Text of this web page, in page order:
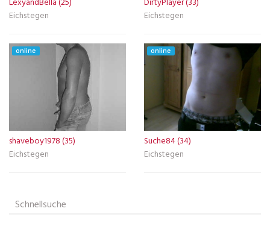
Eichstegen
Eichstegen
online
shaveboy1978 (35)
Eichstegen
online
Suche84 (34)
Eichstegen
Schnellsuche